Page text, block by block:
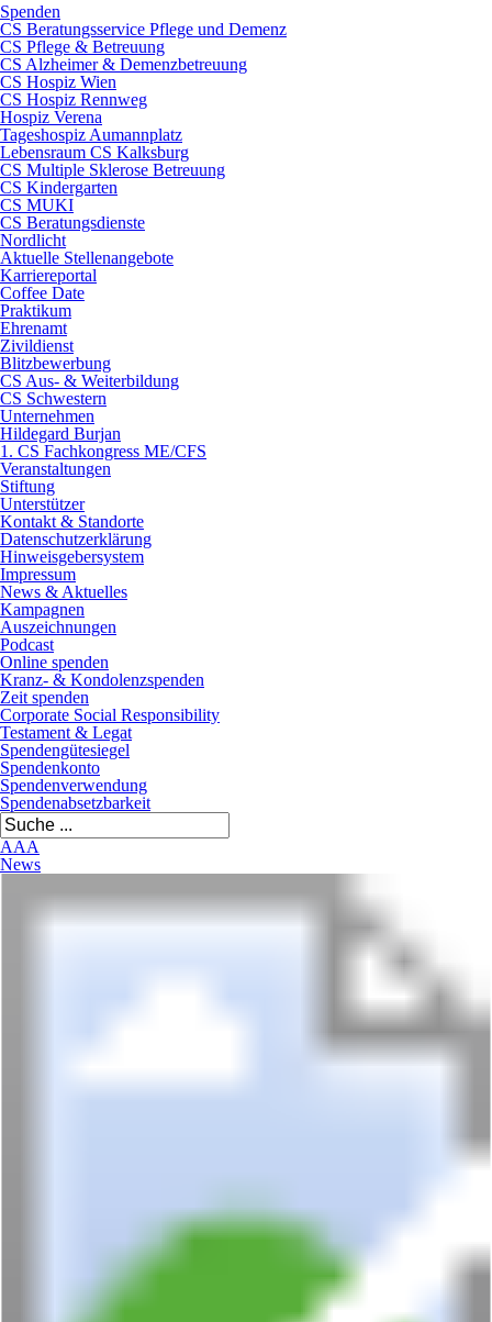
Spenden
CS Beratungsservice Pflege und Demenz
CS Pflege & Betreuung
CS Alzheimer & Demenzbetreuung
CS Hospiz Wien
CS Hospiz Rennweg
Hospiz Verena
Tageshospiz Aumannplatz
Lebensraum CS Kalksburg
CS Multiple Sklerose Betreuung
CS Kindergarten
CS MUKI
CS Beratungsdienste
Nordlicht
Aktuelle Stellenangebote
Karriereportal
Coffee Date
Praktikum
Ehrenamt
Zivildienst
Blitzbewerbung
CS Aus- & Weiterbildung
CS Schwestern
Unternehmen
Hildegard Burjan
1. CS Fachkongress ME/CFS
Veranstaltungen
Stiftung
Unterstützer
Kontakt & Standorte
Datenschutzerklärung
Hinweisgebersystem
Impressum
News & Aktuelles
Kampagnen
Auszeichnungen
Podcast
Online spenden
Kranz- & Kondolenzspenden
Zeit spenden
Corporate Social Responsibility
Testament & Legat
Spendengütesiegel
Spendenkonto
Spendenverwendung
Spendenabsetzbarkeit
AAA
News